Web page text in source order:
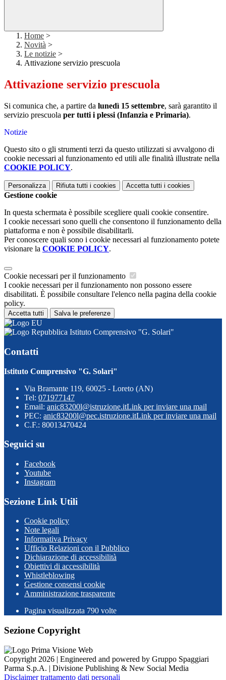
Home >
Novità >
Le notizie >
Attivazione servizio prescuola
Attivazione servizio prescuola
Si comunica che, a partire da lunedì 15 settembre, sarà garantito il
servizio prescuola per tutti i plessi (Infanzia e Primaria).
Notizie
Questo sito o gli strumenti terzi da questo utilizzati si avvalgono di
cookie necessari al funzionamento ed utili alle finalità illustrate nella
COOKIE POLICY.
Personalizza Rifiuta tutti i cookies Accetta tutti i cookies
Gestione cookie
In questa schermata è possibile scegliere quali cookie consentire.
I cookie necessari sono quelli che consentono il funzionamento della
piattaforma e non è possibile disabilitarli.
Per conoscere quali sono i cookie necessari al funzionamento potete
visionare la COOKIE POLICY.
Cookie necessari per il funzionamento
I cookie necessari per il funzionamento non possono essere
disabilitati. È possibile consultare l'elenco nella pagina della cookie
policy.
Accetta tutti Salva le preferenze
Istituto Comprensivo "G. Solari"
Contatti
Istituto Comprensivo "G. Solari"
Via Bramante 119, 60025 - Loreto (AN)
Tel: 071977147
Email: anic83200l@istruzione.itLink per inviare una mail
PEC: anic83200l@pec.istruzione.itLink per inviare una mail
C.F.: 80013470424
Seguici su
Facebook
Youtube
Instagram
Sezione Link Utili
Cookie policy
Note legali
Informativa Privacy
Ufficio Relazioni con il Pubblico
Dichiarazione di accessibilità
Obiettivi di accessibilità
Whistleblowing
Gestione consensi cookie
Amministrazione trasparente
Pagina visualizzata 790 volte
Sezione Copyright
Copyright 2026 | Engineered and powered by Gruppo Spaggiari
Parma S.p.A. | Divisione Publishing & New Social Media
Disclaimer trattamento dati personali